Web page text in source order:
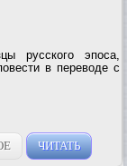
русского эпоса,
в переводе с
ЧИТАТЬ